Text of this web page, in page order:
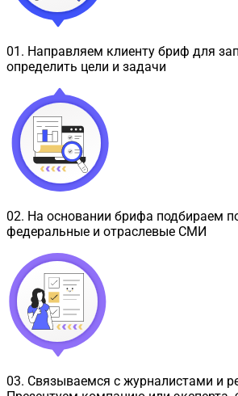
01 . Направляем клиенту бриф для
определить цели и задачи
02. На основании брифа подбираем
федеральные и отраслевые СМИ
03. Связываемся с журналистами и